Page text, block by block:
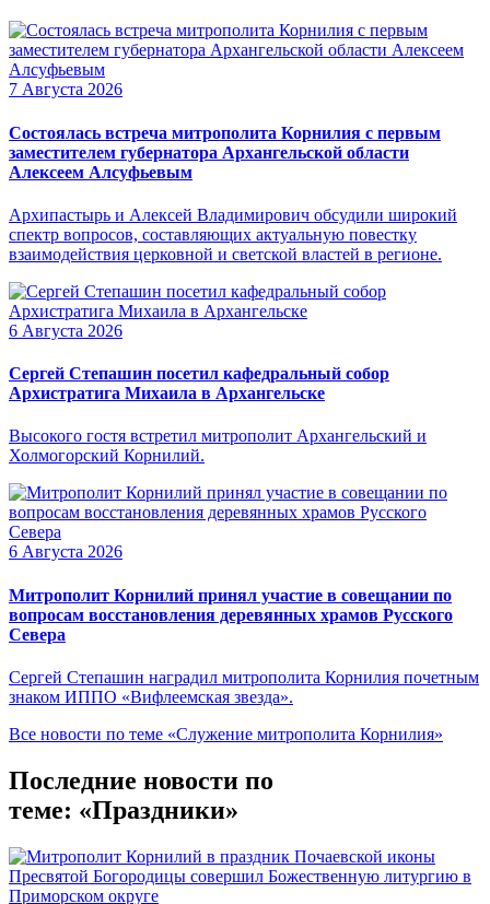
7 Августа 2026
Состоялась встреча митрополита Корнилия с первым
заместителем губернатора Архангельской области
Алексеем Алсуфьевым
Архипастырь и Алексей Владимирович обсудили широкий
спектр вопросов, составляющих актуальную повестку
взаимодействия церковной и светской властей в регионе.
6 Августа 2026
Сергей Степашин посетил кафедральный собор
Архистратига Михаила в Архангельске
Высокого гостя встретил митрополит Архангельский и
Холмогорский Корнилий.
6 Августа 2026
Митрополит Корнилий принял участие в совещании по
вопросам восстановления деревянных храмов Русского
Севера
Сергей Степашин наградил митрополита Корнилия почетным
знаком ИППО «Вифлеемская звезда».
Все новости по теме «Служение митрополита Корнилия»
Последние новости по
теме: «Праздники»